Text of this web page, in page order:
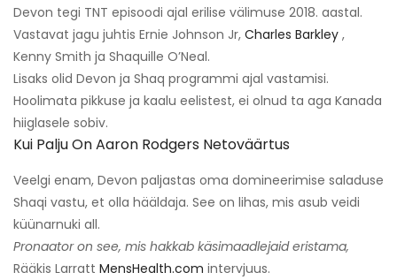
Devon tegi TNT episoodi ajal erilise välimuse 2018. aastal.
Vastavat jagu juhtis Ernie Johnson Jr, Charles Barkley ,
Kenny Smith ja Shaquille O’Neal.
Lisaks olid Devon ja Shaq programmi ajal vastamisi.
Hoolimata pikkuse ja kaalu eelistest, ei olnud ta aga Kanada
hiiglasele sobiv.
Kui Palju On Aaron Rodgers Netoväärtus
Veelgi enam, Devon paljastas oma domineerimise saladuse
Shaqi vastu, et olla hääldaja. See on lihas, mis asub veidi
küünarnuki all.
Pronaator on see, mis hakkab käsimaadlejaid eristama,
Rääkis Larratt MensHealth.com intervjuus.